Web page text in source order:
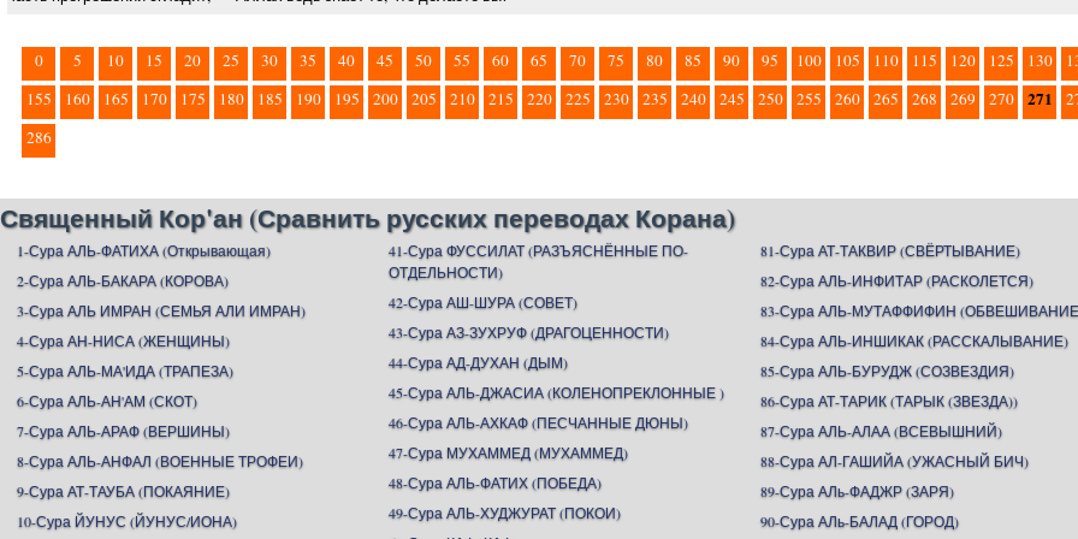
0 5 10 15 20 25 30 35 40 45 50 55 60 65 70 75 80 85 90 95 100 105 110 115 120 125 130
155
160 165 170 175 180 185 190 195 200 205 210 215 220 225 230 235 240 245 250 255 260 265 268 269 270 271
286
Священный Кор'ан (Сравнить русских переводах Корана)
1-Сура АЛЬ-ФАТИХА (Открывающая)
2-Сура АЛЬ-БАКАРА (КОРОВА)
3-Сура АЛЬ ИМРАН (СЕМЬЯ АЛИ ИМРАН)
4-Сура АН-НИСА (ЖЕНЩИНЫ)
5-Сура АЛЬ-МА'ИДА (ТРАПЕЗА)
6-Сура АЛЬ-АН'АМ (СКОТ)
7-Сура АЛЬ-АРАФ (ВЕРШИНЫ)
8-Сура АЛЬ-АНФАЛ (ВОЕННЫЕ ТРОФЕИ)
9-Сура АТ-ТАУБА (ПОКАЯНИЕ)
10-Сура ЙУНУС (ЙУНУС/ИОНА)
41-Сура ФУССИЛАТ (РАЗЪЯСНЁННЫЕ ПО-
ОТДЕЛЬНОСТИ)
42-Сура АШ-ШУРА (СОВЕТ)
43-Сура АЗ-ЗУХРУФ (ДРАГОЦЕННОСТИ)
44-Сура АД-ДУХАН (ДЫМ)
45-Сура АЛЬ-ДЖАСИА (КОЛЕНОПРЕКЛОННЫЕ )
46-Сура АЛЬ-АХКАФ (ПЕСЧАННЫЕ ДЮНЫ)
47-Сура МУХАММЕД (МУХАММЕД)
48-Сура АЛЬ-ФАТИХ (ПОБЕДА)
49-Сура АЛЬ-ХУДЖУРАТ (ПОКОИ)
81-Сура АТ-ТАКВИР (СВЁРТЫВАНИЕ)
82-Сура АЛЬ-ИНФИТАР (РАСКОЛЕТСЯ)
83-Сура АЛЬ-МУТАФФИФИН
84-Сура АЛЬ-ИНШИКАК (РАССКАЛЫВАНИЕ)
85-Сура АЛЬ-БУРУДЖ (СОЗВЕЗДИЯ)
86-Сура АТ-ТАРИК (ТАРЫК (ЗВЕЗДА))
87-Сура АЛЬ-АЛАА (ВСЕВЫШНИЙ)
88-Сура АЛ-ГАШИЙА (УЖАСНЫЙ БИЧ)
89-Сура АЛь-ФАДЖР (ЗАРЯ)
90-Сура АЛь-БАЛАД (ГОРОД)